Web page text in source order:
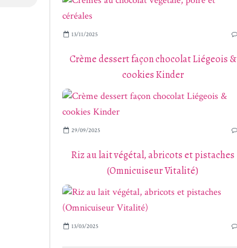
13/11/2025
Crème dessert façon chocolat Liégeois &
cookies Kinder
29/09/2025
Riz au lait végétal, abricots et pistaches
(Omnicuiseur Vitalité)
13/03/2025